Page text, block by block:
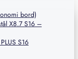
bord)
X8.7 S16 –
S16